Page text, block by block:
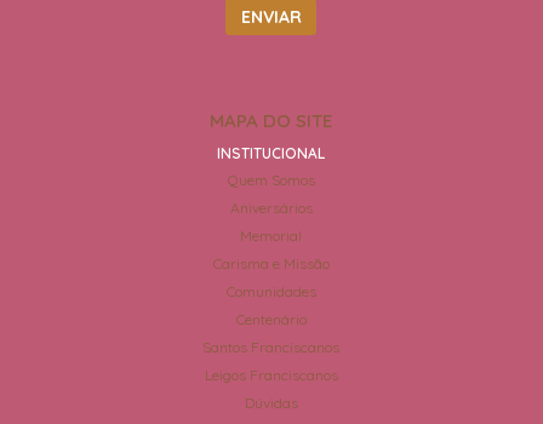
MAPA DO SITE
INSTITUCIONAL
Quem Somos
Aniversários
Memorial
Carisma e Missão
Comunidades
Centenário
Santos Franciscanos
Leigos Franciscanos
Dúvidas